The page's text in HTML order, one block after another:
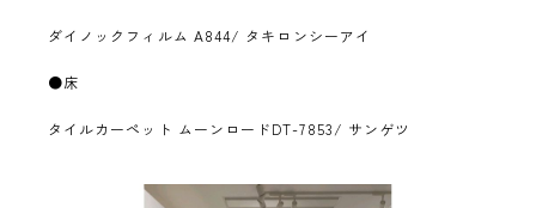
ダイノックフィルム A844/ タキロンシーアイ
●床
タイルカーペット ムーンロードDT-7853/ サンゲツ